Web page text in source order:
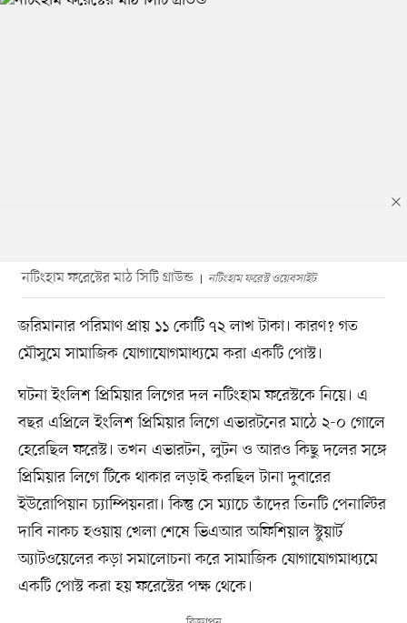
নটিংহাম ফরেস্টের মাঠ সিটি গ্রাউন্ড নটিংহাম ফরেস্ট ওয়েবসাইট
জরিমানার পরিমাণ প্রায় ১১ কোটি ৭২ লাখ টাকা। কারণ? গত
মৌসুমে সামাজিক যোগাযোগমাধ্যমে করা একটি পোস্ট।
ঘটনা ইংলিশ প্রিমিয়ার লিগের দল নটিংহাম ফরেস্টকে নিয়ে। এ
বছর এপ্রিলে ইংলিশ প্রিমিয়ার লিগে এভারটনের মাঠে ২-০ গোলে
হেরেছিল ফরেস্ট। তখন এভারটন, লুটন ও আরও কিছু দলের সঙ্গে
প্রিমিয়ার লিগে টিকে থাকার লড়াই করছিল টানা দুবারের
ইউরোপিয়ান চ্যাম্পিয়নরা। কিন্তু সে ম্যাচে তাঁদের তিনটি পেনাল্টির
দাবি নাকচ হওয়ায় খেলা শেষে ভিএআর অফিশিয়াল স্টুয়ার্ট
অ্যাটওয়েলের কড়া সমালোচনা করে সামাজিক যোগাযোগমাধ্যমে
একটি পোস্ট করা হয় ফরেস্টের পক্ষ থেকে।